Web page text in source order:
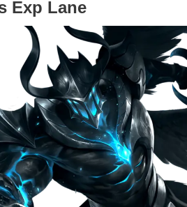
Exp Lane